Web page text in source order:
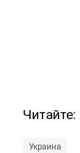
Читайте:
Украина